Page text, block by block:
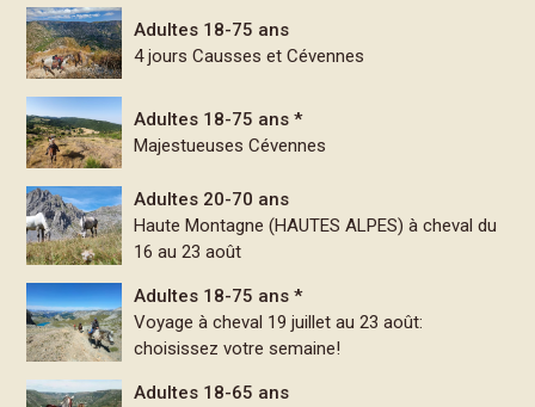
Adultes 18-75 ans
4 jours Causses et Cévennes
Adultes 18-75 ans *
Majestueuses Cévennes
Adultes 20-70 ans
Haute Montagne (HAUTES ALPES) à cheval du
16 au 23 août
Adultes 18-75 ans *
Voyage à cheval 19 juillet au 23 août:
choisissez votre semaine!
Adultes 18-65 ans